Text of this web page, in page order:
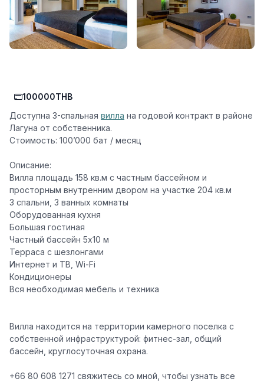
100000THB
Доступна 3-спальная вилла на годовой контракт в районе
Лагуна от собственника.
Стоимость: 100’000 бат / месяц
Описание:
Вилла площадь 158 кв.м с частным бассейном и
просторным внутренним двором на участке 204 кв.м
3 спальни, 3 ванных комнаты
Оборудованная кухня
Большая гостиная
Частный бассейн 5х10 м
Терраса с шезлонгами
Интернет и ТВ, Wi-Fi
Кондиционеры
Вся необходимая мебель и техника
Вилла находится на территории камерного поселка с
собственной инфраструктурой: фитнес-зал, общий
бассейн, круглосуточная охрана.
+66 80 608 1271 свяжитесь со мной, чтобы узнать все